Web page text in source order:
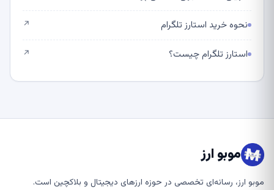
نحوه خرید استارز تلگرام ↗
استارز تلگرام چیست؟ ↗
موبو ارز
موبو ارز، رسانه‌ای تخصصی در حوزه ارزهای دیجیتال و بلاکچین است.